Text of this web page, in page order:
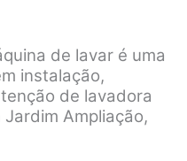
de lavar é uma
instalação,
de lavadora
Ampliação,